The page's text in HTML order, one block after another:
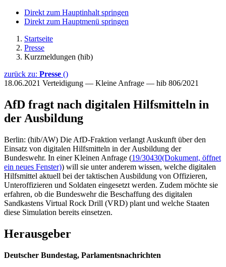
Direkt zum Hauptinhalt springen
Direkt zum Hauptmenü springen
Startseite
Presse
Kurzmeldungen (hib)
zurück zu: Presse ()
18.06.2021 Verteidigung — Kleine Anfrage — hib 806/2021
AfD fragt nach digitalen Hilfsmitteln in
der Ausbildung
Berlin: (hib/AW) Die AfD-Fraktion verlangt Auskunft über den
Einsatz von digitalen Hilfsmitteln in der Ausbildung der
Bundeswehr. In einer Kleinen Anfrage (19/30430(Dokument, öffnet
ein neues Fenster)) will sie unter anderem wissen, welche digitalen
Hilfsmittel aktuell bei der taktischen Ausbildung von Offizieren,
Unteroffizieren und Soldaten eingesetzt werden. Zudem möchte sie
erfahren, ob die Bundeswehr die Beschaffung des digitalen
Sandkastens Virtual Rock Drill (VRD) plant und welche Staaten
diese Simulation bereits einsetzen.
Herausgeber
Deutscher Bundestag, Parlamentsnachrichten